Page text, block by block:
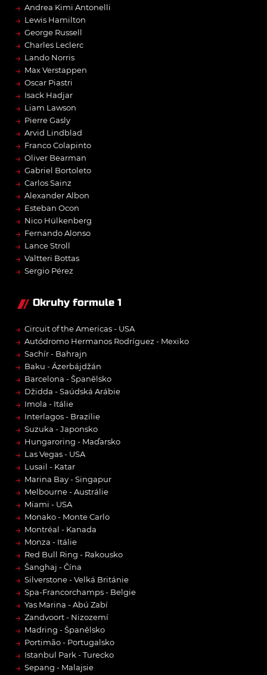
→ Andrea Kimi Antonelli
→ Lewis Hamilton
→ George Russell
→ Charles Leclerc
→ Lando Norris
→ Max Verstappen
→ Oscar Piastri
→ Isack Hadjar
→ Liam Lawson
→ Pierre Gasly
→ Arvid Lindblad
→ Franco Colapinto
→ Oliver Bearman
→ Gabriel Bortoleto
→ Carlos Sainz
→ Alexander Albon
→ Esteban Ocon
→ Nico Hülkenberg
→ Fernando Alonso
→ Lance Stroll
→ Valtteri Bottas
→ Sergio Pérez
Okruhy formule 1
→ Circuit of the Americas - USA
→ Autódromo Hermanos Rodríguez - Mexiko
→ Sachír - Bahrajn
→ Baku - Ázerbájdžán
→ Barcelona - Španělsko
→ Džidda - Saúdská Arábie
→ Imola - Itálie
→ Interlagos - Brazílie
→ Suzuka - Japonsko
→ Hungaroring - Maďarsko
→ Las Vegas - USA
→ Lusail - Katar
→ Marina Bay - Singapur
→ Melbourne - Austrálie
→ Miami - USA
→ Monako - Monte Carlo
→ Montréal - Kanada
→ Monza - Itálie
→ Red Bull Ring - Rakousko
→ Šanghaj - Čína
→ Silverstone - Velká Británie
→ Spa-Francorchamps - Belgie
→ Yas Marina - Abú Zabí
→ Zandvoort - Nizozemí
→ Madring - Španělsko
→ Portimão - Portugalsko
→ Istanbul Park - Turecko
→ Sepang - Malajsie